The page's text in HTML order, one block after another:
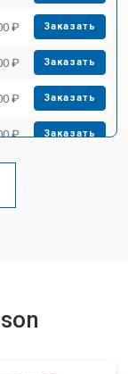
₽ Заказать
₽ Заказать
₽ Заказать
₽ Заказать
₽